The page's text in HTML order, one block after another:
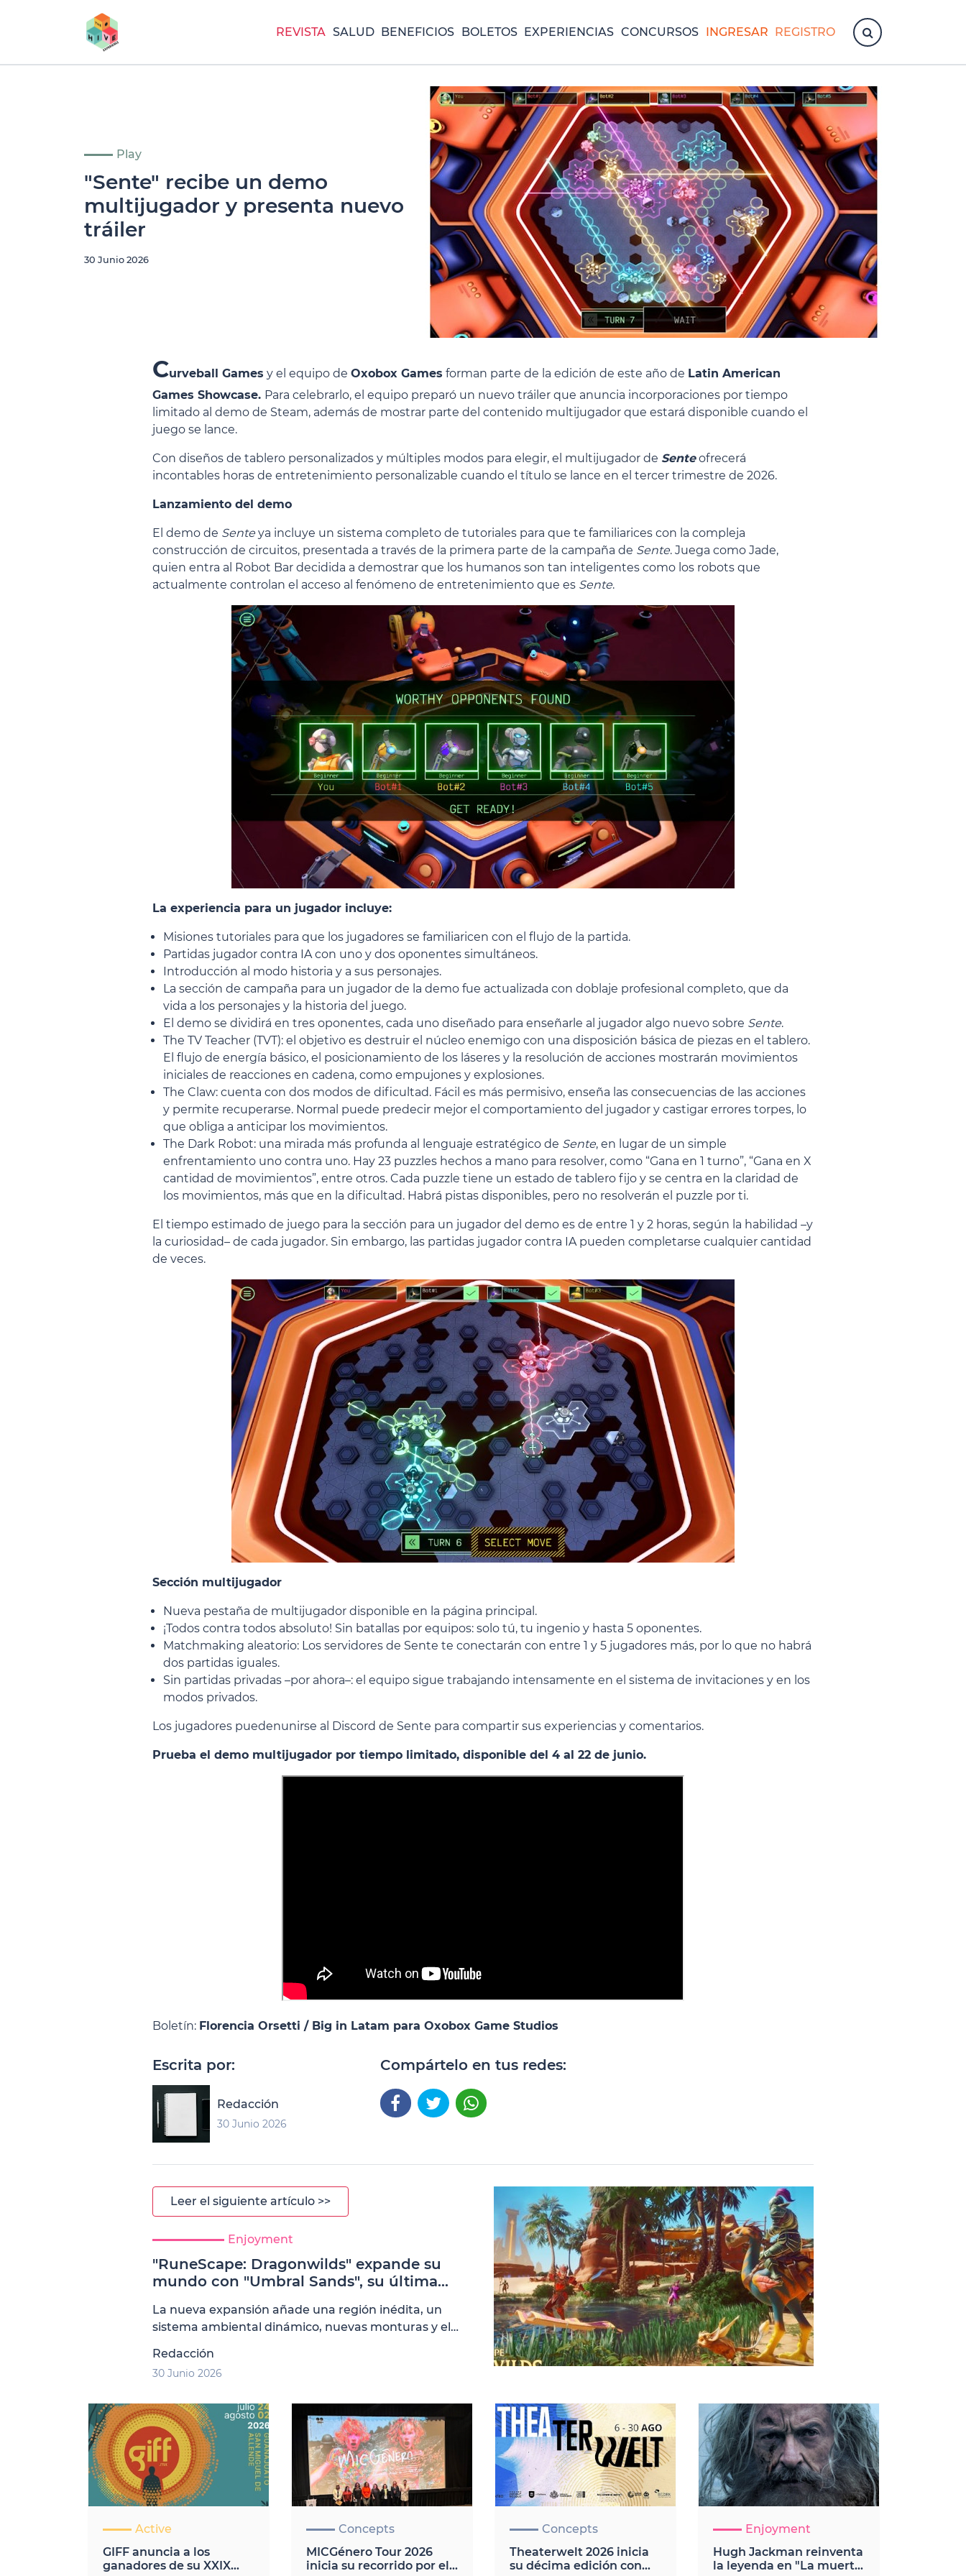
REVISTA SALUD BENEFICIOS BOLETOS EXPERIENCIAS CONCURSOS INGRESAR REGISTRO
Play
"Sente" recibe un demo
multijugador y presenta nuevo
tráiler
30 Junio 2026
Curveball Games y el equipo de Oxobox Games forman parte de la edición de este año de Latin American
Games Showcase. Para celebrarlo, el equipo preparó un nuevo tráiler que anuncia incorporaciones por tiempo
limitado al demo de Steam, además de mostrar parte del contenido multijugador que estará disponible cuando el
juego se lance.
Con diseños de tablero personalizados y múltiples modos para elegir, el multijugador de Senteofrecerá
incontables horas de entretenimiento personalizable cuando el título se lance en el tercer trimestre de 2026.
Lanzamiento del demo
El demo de Sente ya incluye un sistema completo de tutoriales para que te familiarices con la compleja
construcción de circuitos, presentada a través de la primera parte de la campaña de Sente. Juega como Jade,
quien entra al Robot Bar decidida a demostrar que los humanos son tan inteligentes como los robots que
actualmente controlan el acceso al fenómeno de entretenimiento que es Sente.
La experiencia para un jugador incluye:
Misiones tutoriales para que los jugadores se familiaricen con el flujo de la partida.
Partidas jugador contra IA con uno y dos oponentes simultáneos.
Introducción al modo historia y a sus personajes.
La sección de campaña para un jugador de la demo fue actualizada con doblaje profesional completo, que da
vida a los personajes y la historia del juego.
El demo se dividirá en tres oponentes, cada uno diseñado para enseñarle al jugador algo nuevo sobre Sente.
The TV Teacher (TVT): el objetivo es destruir el núcleo enemigo con una disposición básica de piezas en el tablero.
El flujo de energía básico, el posicionamiento de los láseres y la resolución de acciones mostrarán movimientos
iniciales de reacciones en cadena, como empujones y explosiones.
The Claw: cuenta con dos modos de dificultad. Fácil es más permisivo, enseña las consecuencias de las acciones
y permite recuperarse. Normal puede predecir mejor el comportamiento del jugador y castigar errores torpes, lo
que obliga a anticipar los movimientos.
The Dark Robot: una mirada más profunda al lenguaje estratégico de Sente, en lugar de un simple
enfrentamiento uno contra uno. Hay 23 puzzles hechos a mano para resolver, como “Gana en 1 turno”, “Gana en X
cantidad de movimientos”, entre otros. Cada puzzle tiene un estado de tablero fijo y se centra en la claridad de
los movimientos, más que en la dificultad. Habrá pistas disponibles, pero no resolverán el puzzle por ti.
El tiempo estimado de juego para la sección para un jugador del demo es de entre 1 y 2 horas, según la habilidad –y
la curiosidad– de cada jugador. Sin embargo, las partidas jugador contra IA pueden completarse cualquier cantidad
de veces.
Sección multijugador
Nueva pestaña de multijugador disponible en la página principal.
¡Todos contra todos absoluto! Sin batallas por equipos: solo tú, tu ingenio y hasta 5 oponentes.
Matchmaking aleatorio: Los servidores de Sente te conectarán con entre 1 y 5 jugadores más, por lo que no habrá
dos partidas iguales.
Sin partidas privadas –por ahora–: el equipo sigue trabajando intensamente en el sistema de invitaciones y en los
modos privados.
Los jugadores puedenunirse al Discord de Sente para compartir sus experiencias y comentarios.
Prueba el demo multijugador por tiempo limitado, disponible del 4 al 22 de junio.
Boletín: Florencia Orsetti / Big in Latam para Oxobox Game Studios
Escrita por:
Redacción
30 Junio 2026
Compártelo en tus redes:
Leer el siguiente artículo >>
Enjoyment
"RuneScape: Dragonwilds" expande su
mundo con "Umbral Sands", su última
La nueva expansión añade una región inédita, un
sistema ambiental dinámico, nuevas monturas y el
Redacción
30 Junio 2026
Active
GIFF anuncia a los
ganadores de su XXIX
Concepts
MICGénero Tour 2026
inicia su recorrido por el
Concepts
Theaterwelt 2026 inicia
su décima edición con
Enjoyment
Hugh Jackman reinventa
la leyenda en "La muerte